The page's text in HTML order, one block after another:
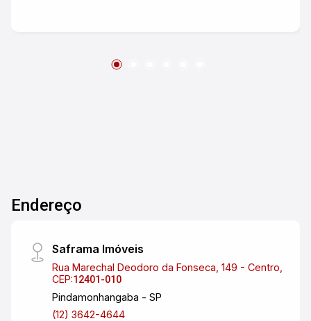
Endereço
Saframa Imóveis
Rua Marechal Deodoro da Fonseca, 149 - Centro,
CEP:12401-010
Pindamonhangaba - SP
(12) 3642-4644